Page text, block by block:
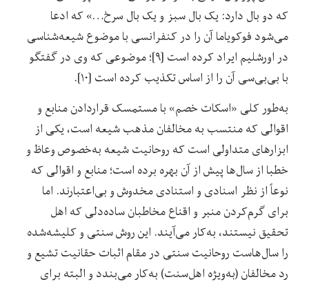
که دو بال دارد: یک بال سبز و یک بال سرخ…» که ادعا
می‌شود فوکویاما آن را در کنفرانسی با موضوع شیعه‌شناسی
در اورشلیم ایراد کرده است [۹]؛ موضوعی که وی در گفتگو
با بی‌بی‌سی آن را از اساس تکذیب کرده است [۱۰].
به‌طور کلی «اسکات خصم» با مستمسک قراردادن منابع و
اقوالی که منتسب به مخالفان مذهب شیعه است، یکی از
ابزارهای متداولی است که روحانیت شیعه به‌خصوص وعاظ و
خطبا از سال‌ها پیش از آن بهره ‌برده است؛ منابع و اقوالی که
نوعاً از نظر اسنادی و استنادی مخدوش‌ و بی‌اعتبارند. اما
برای گرم‌کردن منبر و اقناع مخاطبان ساده‌دلی که اهل
تحقیق نیستند، به‌کار می‌آیند. این روش سنتی و کلیشه‌شده
را سال‌هاست روحانیت سنتی در مقام اثبات حقانیت تشیع و
رد مخالفان (به‌ویژه اهل‌سنت) به‌کار می‌بندد و البته برای